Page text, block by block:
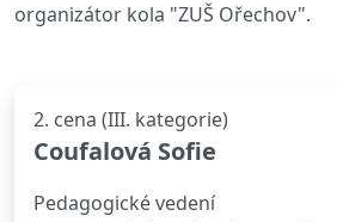
organizátor kola "ZUŠ Ořechov".
2. cena (III. kategorie)
Coufalová Sofie
Pedagogické vedení